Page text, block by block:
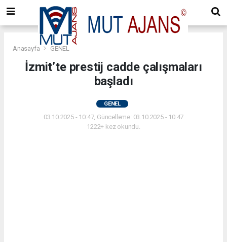
Anasayfa GENEL
İzmit’te prestij cadde çalışmaları
başladı
GENEL
03.10.2025 - 10:47, Güncelleme: 03.10.2025 - 10:47
1222+ kez okundu.